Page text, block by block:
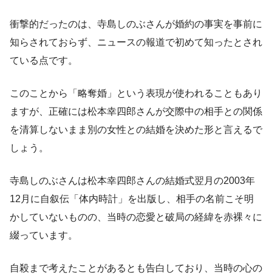
衝撃的だったのは、寺島しのぶさんが婚約の事実を事前に
知らされておらず、ニュースの報道で初めて知ったとされ
ている点です。
このことから「略奪婚」という表現が使われることもあり
ますが、正確には松本幸四郎さんが交際中の相手との関係
を清算しないまま別の女性との結婚を決めた形と言えるで
しょう。
寺島しのぶさんは松本幸四郎さんの結婚式翌月の2003年
12月に自叙伝「体内時計」を出版し、相手の名前こそ明
かしていないものの、当時の恋愛と破局の経緯を赤裸々に
綴っています。
自殺まで考えたことがあるとも告白しており、当時の心の